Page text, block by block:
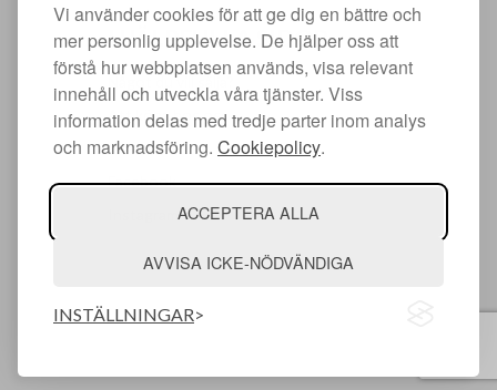
Vi använder cookies för att ge dig en bättre och
mer personlig upplevelse. De hjälper oss att
förstå hur webbplatsen används, visa relevant
innehåll och utveckla våra tjänster. Viss
information delas med tredje parter inom analys
och marknadsföring. Cookiepolicy.
ACCEPTERA ALLA
AVVISA ICKE-NÖDVÄNDIGA
INSTÄLLNINGAR
HJÄLPFULLA SIDOR
Något du vill sälja?
Att köpa hos oss
Om oss
Facebook
Instagram
© Argonova Auktionsplattform 2026